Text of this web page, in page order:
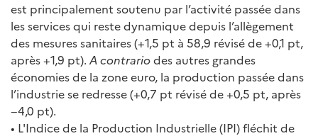
est principalement soutenu par l’activité passée dans
les services qui reste dynamique depuis l’allègement
des mesures sanitaires (+1,5 pt à 58,9 révisé de +0,1 pt,
après +1,9 pt). A contrariodes autres grandes
économies de la zone euro, la production passée dans
l’industrie se redresse (+0,7 pt révisé de +0,5 pt, après
−4,0 pt).
• L'Indice de la Production Industrielle (IPI) fléchit de